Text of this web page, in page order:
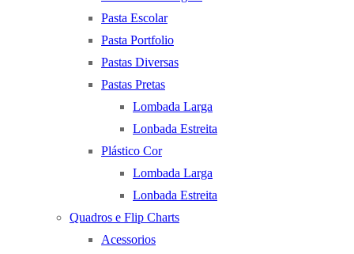
Pasta Escolar
Pasta Portfolio
Pastas Diversas
Pastas Pretas
Lombada Larga
Lonbada Estreita
Plástico Cor
Lombada Larga
Lonbada Estreita
Quadros e Flip Charts
Acessorios